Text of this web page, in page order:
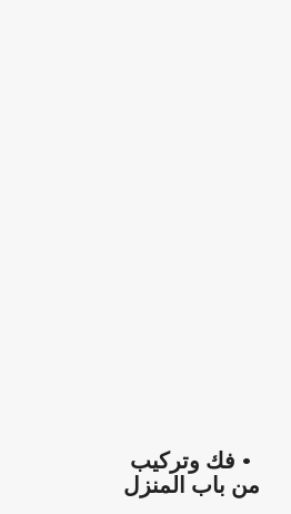
• فك وتركيب
من باب المنزل